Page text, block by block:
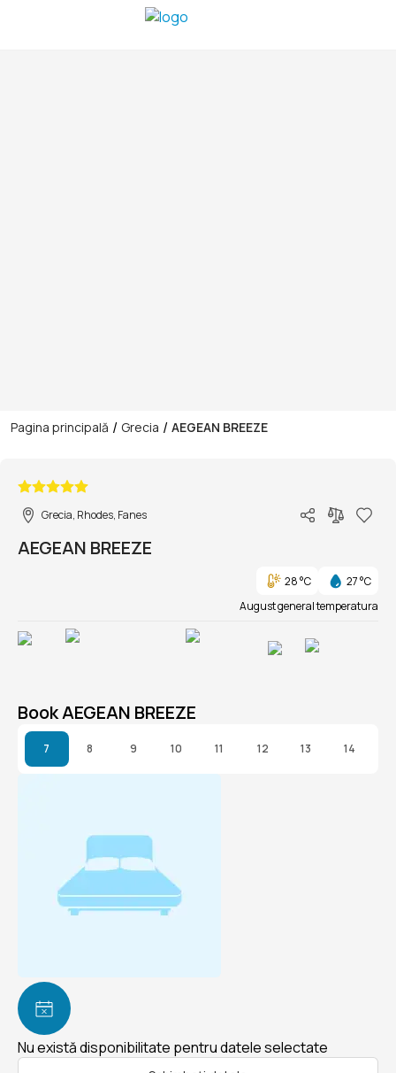
Pagina principală / Grecia / AEGEAN BREEZE
Grecia, Rhodes, Fanes
AEGEAN BREEZE
28 °C
27 °C
August general temperatura
Book AEGEAN BREEZE
7 8 9 10 11 12 13 14
Nu există disponibilitate pentru datele selectate